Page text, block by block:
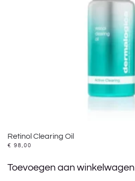
Retinol Clearing Oil
€ 98,00
Toevoegen aan winkelwagen